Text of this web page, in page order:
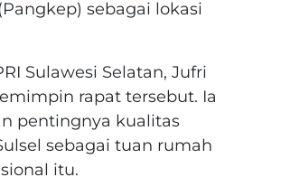
sebagai lokasi
Sulawesi Selatan, Jufri
rapat tersebut. Ia
pentingnya kualitas
sebagai tuan rumah
itu.